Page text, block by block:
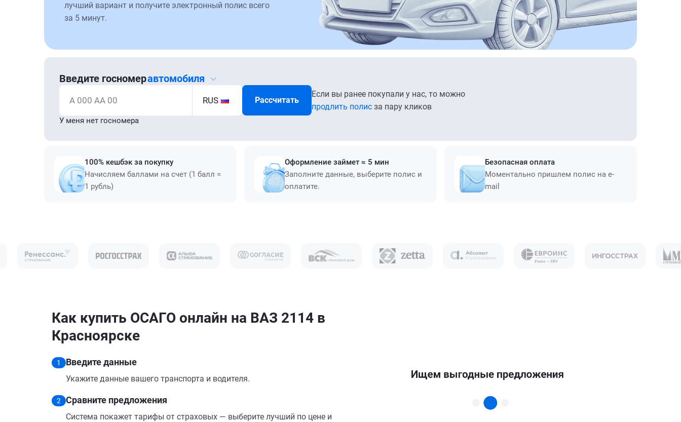
лучший вариант и получите электронный полис всего
за 5 минут.
Введите госномеравтомобиля
А 000 АА 00 RUS Рассчитать
Если вы ранее покупали у нас, то можно
продлить полис за пару кликов
У меня нет госномера
100% кешбэк за покупку
Начисляем баллами на счет (1 балл =
1 рубль)
Оформление займет ≈ 5 мин
Заполните данные, выберите полис и
оплатите.
Безопасная оплата
Моментально пришлем полис на e-
mail
Как купить ОСАГО онлайн на ВАЗ 2114 в
Красноярске
1 Введите данные
Укажите данные вашего транспорта и водителя.
2 Сравните предложения
Система покажет тарифы от страховых — выберите лучший по цене и